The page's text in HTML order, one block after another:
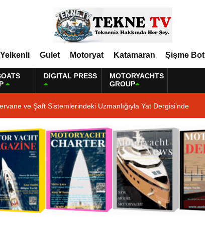
Yelkenli Gulet Motoryat Katamaran Şişme Bot
DIGITAL PRESS
MOTORYACHTS
GROUP
ve Şaft Sistemlerindeki Uzmanlığıyla Yat Dergisi’nde